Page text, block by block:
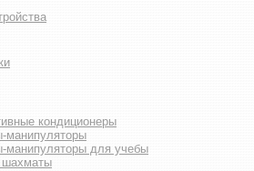
кондиционеры
манипуляторы
манипуляторы для учебы